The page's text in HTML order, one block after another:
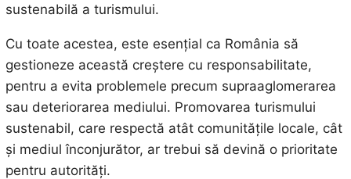
sustenabilă a turismului.
Cu toate acestea, este esențial ca România să
gestioneze această creștere cu responsabilitate,
pentru a evita problemele precum supraaglomerarea
sau deteriorarea mediului. Promovarea turismului
sustenabil, care respectă atât comunitățile locale, cât
și mediul înconjurător, ar trebui să devină o prioritate
pentru autorități.